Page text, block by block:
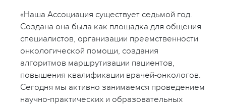
«Наша Ассоциация существует седьмой год.
Создана она была как площадка для общения
специалистов, организации преемственности
онкологической помощи, создания
алгоритмов маршрутизации пациентов,
повышения квалификации врачей-онкологов.
Сегодня мы активно занимаемся проведением
научно-практических и образовательных